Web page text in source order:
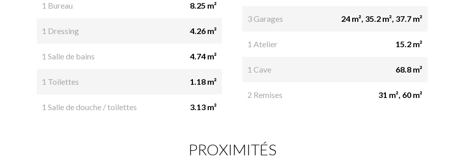
1 Bureau 8.25 m²
1 Dressing 4.26 m²
1 Salle de bains 4.74 m²
1 Toilettes 1.18 m²
1 Salle de douche / toilettes 3.13 m²
3 Garages 24 m², 35.2 m², 37.7 m²
1 Atelier 15.2 m²
1 Cave 68.8 m²
2 Remises 31 m², 60 m²
PROXIMITÉS